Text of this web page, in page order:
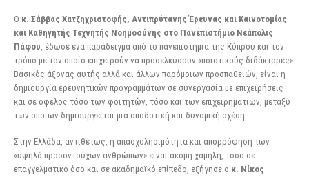
Ο κ. Σάββας Χατζηχριστοφής, Αντιπρύτανης Έρευνας και Καινοτομίας
και Καθηγητής Τεχνητής Νοημοσύνης στο Πανεπιστήμιο Νεάπολις
Πάφου , έδωσε ένα παράδειγμα από το πανεπιστήμια της Κύπρου και τον
τρόπο με τον οποίο επιχειρούν να προσελκύσουν «ποιοτικούς διδάκτορες».
Βασικός άξονας αυτής αλλά και άλλων παρόμοιων προσπαθειών, είναι η
δημιουργία ερευνητικών προγραμμάτων σε συνεργασία με επιχειρήσεις
και σε όφελος τόσο των φοιτητών, τόσο και των επιχειρηματιών, μεταξύ
των οποίων δημιουργείται μια αποδοτική και δυναμική σχέση.
Στην Ελλάδα, αντιθέτως, η απασχολησιμότητα και απορρόφηση των
«υψηλά προσοντούχων ανθρώπων» είναι ακόμη χαμηλή, τόσο σε
επαγγελματικό όσο και σε ακαδημαϊκό επίπεδο, εξήγησε ο κ. Νίκος